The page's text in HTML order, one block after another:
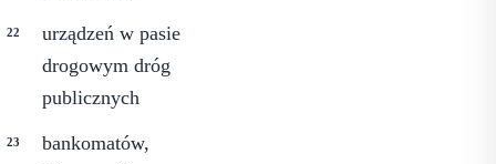
urządzeń w pasie
drogowym dróg
publicznych
bankomatów,